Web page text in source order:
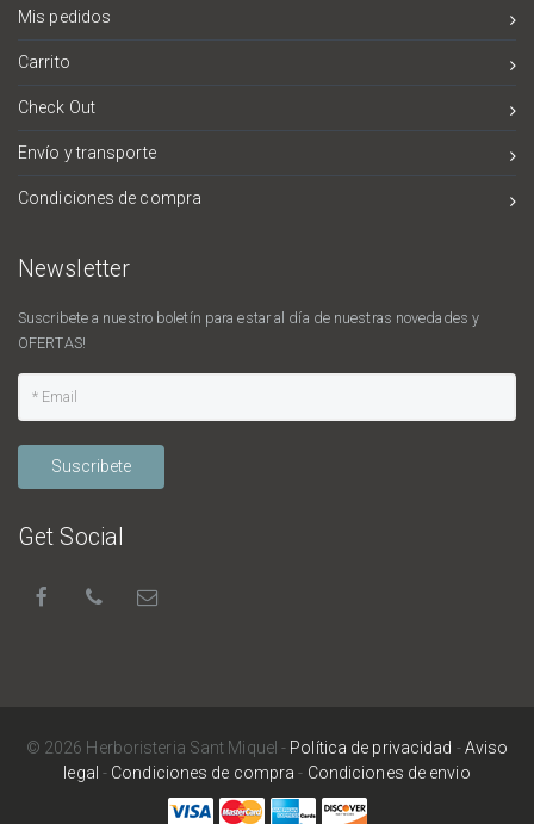
Mis pedidos
Carrito
Check Out
Envío y transporte
Condiciones de compra
Newsletter
Suscribete a nuestro boletín para estar al día de nuestras novedades y
OFERTAS!
Suscribete
Get Social
© 2026 Herboristeria Sant Miquel - Política de privacidad -Aviso
legal - Condiciones de compra - Condiciones de envio